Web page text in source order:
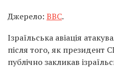
Джерело: BBC.
Ізраїльська авіація
після того, як
публічно закликав